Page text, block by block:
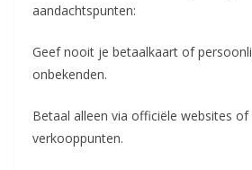
aandachtspunten:
Geef nooit je betaalkaart of
onbekenden.
Betaal alleen via officiële websites of
verkooppunten.